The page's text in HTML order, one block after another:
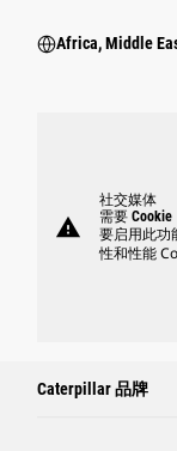
Africa, Middle
warning
社交媒体
需要 Cookie
要启用此功
性和性能
Caterpillar 品牌